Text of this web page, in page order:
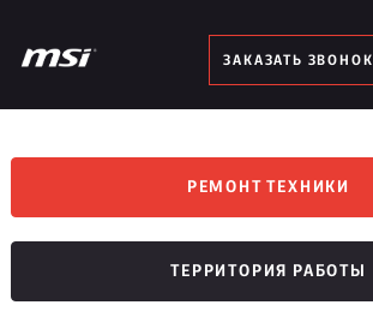
ЗАКАЗАТЬ ЗВОНОК
РЕМОНТ ТЕХНИКИ
ТЕРРИТОРИЯ РАБОТЫ